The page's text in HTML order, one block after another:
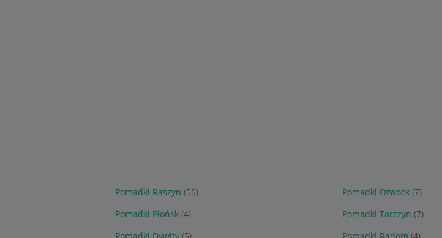
Pomadki Raszyn (55) Pomadki Otwock (7)
Pomadki Płońsk (4) Pomadki Tarczyn (7)